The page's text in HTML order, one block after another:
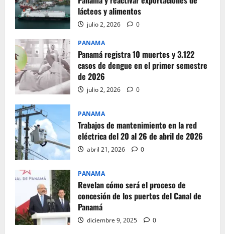
lácteos y alimentos
julio 2, 2026 0
PANAMA
Panamá registra 10 muertes y 3.122
casos de dengue en el primer semestre
de 2026
julio 2, 2026 0
PANAMA
Trabajos de mantenimiento en la red
eléctrica del 20 al 26 de abril de 2026
abril 21, 2026 0
PANAMA
Revelan cómo será el proceso de
concesión de los puertos del Canal de
Panamá
diciembre 9, 2025 0